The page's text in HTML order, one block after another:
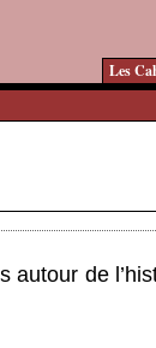
Les
autour de